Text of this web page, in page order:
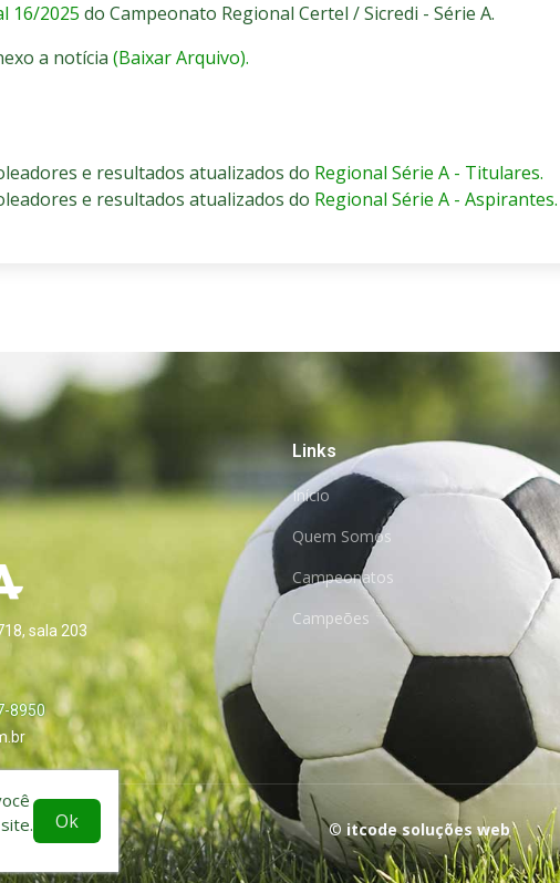
Ok
16/2025 do Campeonato Regional Certel / Sicredi - Série A.
a notícia (Baixar Arquivo).
e resultados atualizados do Regional Série A - Titulares.
e resultados atualizados do Regional Série A - Aspirantes.
sala 203
8950
Links
Início
Quem Somos
Campeonatos
Campeões
© itcode soluções web